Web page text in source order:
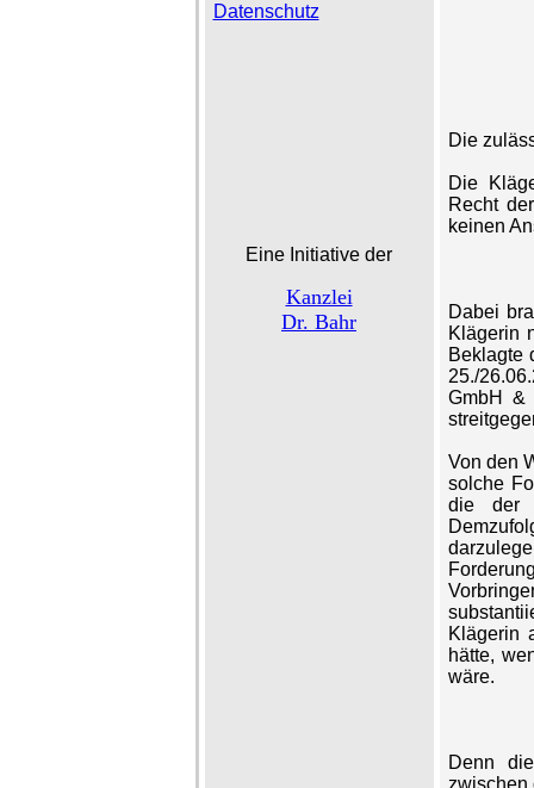
Datenschutz
Eine Initiative der
Kanzlei
Dr. Bahr
Die
Die
Recht
keinen
Dabei
Klägerin
Beklagte
25./
GmbH &
Von den
solche
die der
Klägerin
hätte,
wäre.
Denn
zwischen